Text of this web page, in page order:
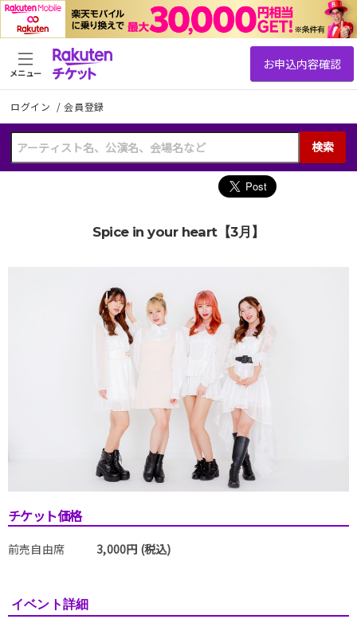
ログイン /会員登録
検索
メニュー
Spice in your heart【3月】
チケット価格
前売自由席 3,000円 (税込)
イベント詳細